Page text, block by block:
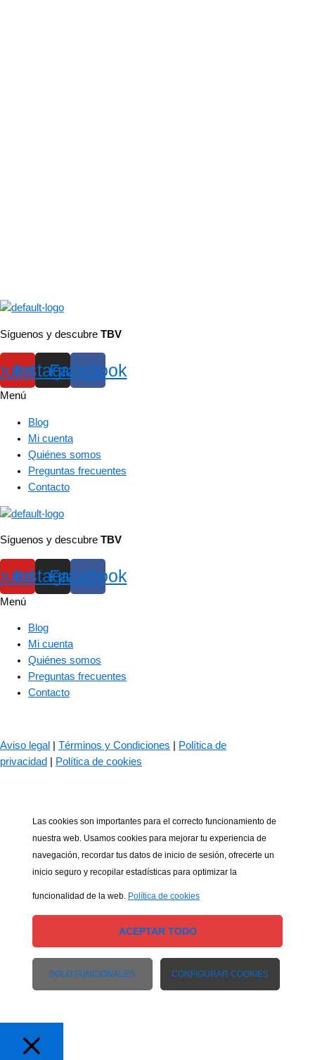
Síguenos y descubre TBV
Instagram
Facebook
Menú
Blog
Mi cuenta
Quiénes somos
Preguntas frecuentes
Contacto
Síguenos y descubre TBV
Instagram
Facebook
Menú
Blog
Mi cuenta
Quiénes somos
Preguntas frecuentes
Contacto
Aviso legal Términos y Condiciones
Política de
privacidad
Política de cookies
Las cookies son importantes para el correcto funcionamiento de
nuestra web. Usamos cookies para mejorar tu experiencia de
navegación, recordar tus datos de inicio de sesión, ofrecerte un
inicio seguro y recopilar estadísticas para optimizar la
funcionalidad de la web. Política de cookies
ACEPTAR TODO
SOLO FUNCIONALES CONFIGURAR COOKIES